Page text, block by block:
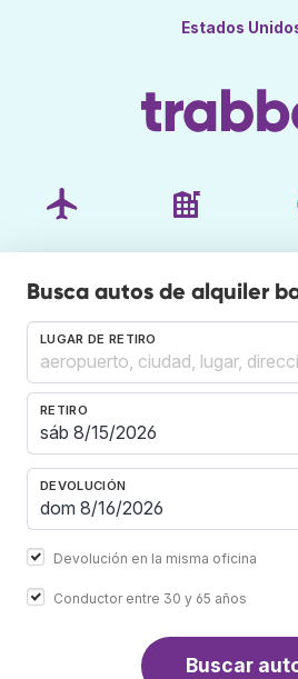
Estados
Busca autos de alquiler
LUGAR DE RETIRO
RETIRO
DEVOLUCIÓN
Devolución en la misma oficina
Conductor entre 30 y 65 años
Buscar